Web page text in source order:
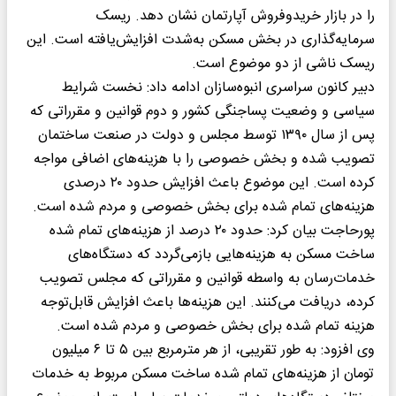
را در بازار خریدوفروش آپارتمان نشان دهد. ریسک
سرمایه‌گذاری در بخش مسکن به‌شدت افزایش‌یافته است. این
ریسک ناشی از دو موضوع است.
دبیر کانون سراسری انبوه‌سازان ادامه داد: نخست شرایط
سیاسی و وضعیت پساجنگی کشور و دوم قوانین و مقرراتی که
پس از سال ۱۳۹۰ توسط مجلس و دولت در صنعت ساختمان
تصویب شده و بخش خصوصی را با هزینه‌های اضافی مواجه
کرده است. این موضوع باعث افزایش حدود ۲۰ درصدی
هزینه‌های تمام شده برای بخش خصوصی و مردم شده است.
پورحاجت بیان کرد: حدود ۲۰ درصد از هزینه‌های تمام شده
ساخت مسکن به هزینه‌هایی بازمی‌گردد که دستگاه‌های
خدمات‌رسان به واسطه قوانین و مقرراتی که مجلس تصویب
کرده، دریافت می‌کنند. این هزینه‌ها باعث افزایش قابل‌توجه
هزینه تمام شده برای بخش خصوصی و مردم شده است.
وی افزود: به طور تقریبی، از هر مترمربع بین ۵ تا ۶ میلیون
تومان از هزینه‌های تمام شده ساخت مسکن مربوط به خدمات